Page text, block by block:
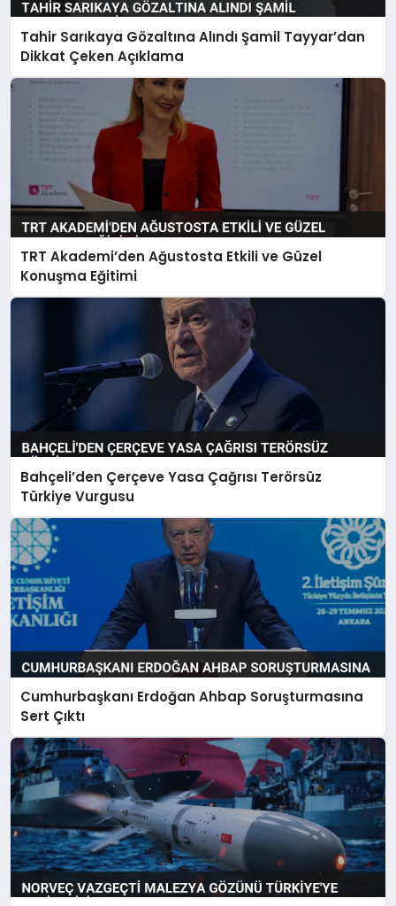
Tahir Sarıkaya Gözaltına Alındı Şamil Tayyar’dan
Dikkat Çeken Açıklama
TRT Akademi’den Ağustosta Etkili ve Güzel
Konuşma Eğitimi
Bahçeli’den Çerçeve Yasa Çağrısı Terörsüz
Türkiye Vurgusu
Cumhurbaşkanı Erdoğan Ahbap Soruşturmasına
Sert Çıktı